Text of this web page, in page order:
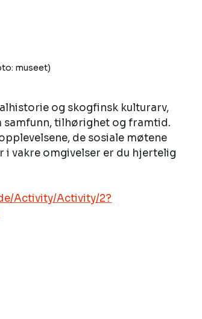
museet)
og skogfinsk kulturarv,
samfunn, tilhørighet og framtid.
de sosiale møtene
vakre omgivelser er du hjertelig
Activity/Activity/2?